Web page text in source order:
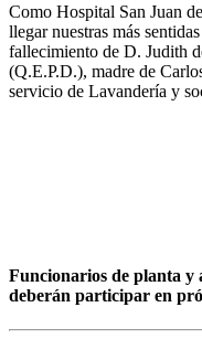
Como Hospital San Juan
llegar nuestras más
fallecimiento de D. Judith
(Q.E.P.D.), madre de
servicio de Lavandería y
Funcionarios de planta y
deberán participar en